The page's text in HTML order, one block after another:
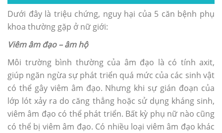
Dưới đây là triệu chứng, nguy hại của 5 căn bệnh phụ
khoa thường gặp ở nữ giới:
Viêm âm đạo – âm hộ
Môi trường bình thường của âm đạo là có tính axit,
giúp ngăn ngừa sự phát triển quá mức của các sinh vật
có thể gây viêm âm đạo. Nhưng khi sự gián đoạn của
lớp lót xảy ra do căng thẳng hoặc sử dụng kháng sinh,
viêm âm đạo có thể phát triển. Bất kỳ phụ nữ nào cũng
có thể bị viêm âm đạo. Có nhiều loại viêm âm đạo khác